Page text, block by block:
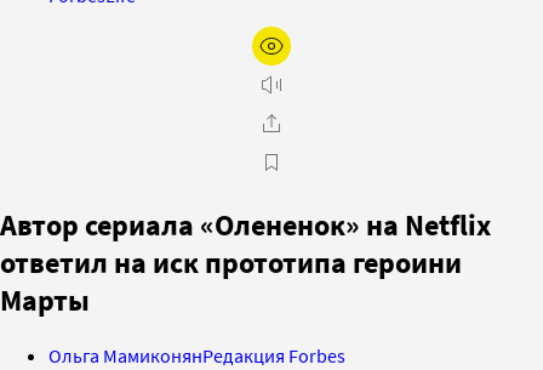
Автор сериала «Олененок» на Netflix
ответил на иск прототипа героини
Марты
Ольга МамиконянРедакция Forbes